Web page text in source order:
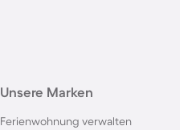
Unsere Marken
Ferienwohnung verwalten